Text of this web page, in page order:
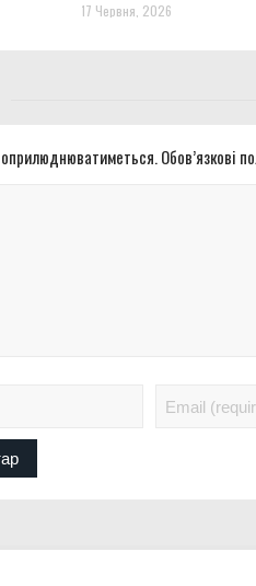
17 Червня, 2026
Обов’язкові